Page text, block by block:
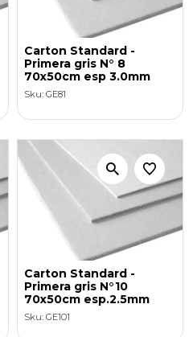
Carton Standard -
Primera gris N° 8
70x50cm esp 3.0mm
Sku: GE81
Carton Standard -
Primera gris N°10
70x50cm esp.2.5mm
Sku: GE101